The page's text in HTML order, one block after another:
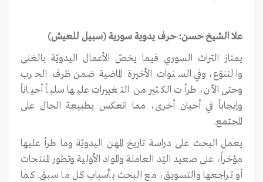
علا الشيخ حسن: حرف يدوية سورية (سبيل للعيش)
يمتاز التراث السوري فيما يخصّ الأعمال اليدويّة بالغنى
والتنوّع، وفي السنوات الأخيرة الماضية ضمن ظرف الحرب
وحتى الآن، طرأت الكثير من التغييرات عليها سلباً أحياناً
وإيجاباً في أحيان أخرى، مما انعكس بطبيعة الحال على
المجتمع.
يعمل البحث على دراسة تاريخ المهن اليدويّة وما طرأ عليها
مؤخراً، على صعيد اليّد العاملة والمواد الأولية وتطور المنتجات
أو تراجعها والتسويق، مع البحث بأسباب كل ما سبق. كما